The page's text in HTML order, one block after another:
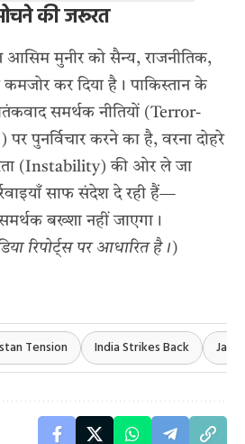
की जरूरत
मुनीर को सैन्य, राजनीतिक,
कमजोर कर दिया है। पाकिस्तान के
समर्थक नीतियों (Terror-
पुनर्विचार करने का है, वरना दोहरे
(Instability) की ओर ले जा
साफ संदेश दे रही हैं—
बख्शा नहीं जाएगा।
रिपोर्ट्स पर आधारित है।)
Tension India Strikes Back